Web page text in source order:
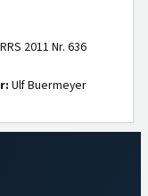
2011 Nr. 636
Ulf Buermeyer